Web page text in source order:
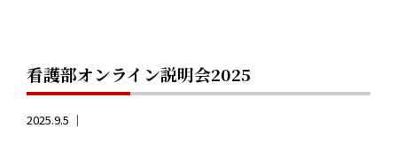
看護部オンライン説明会2025
2025.9.5 ｜